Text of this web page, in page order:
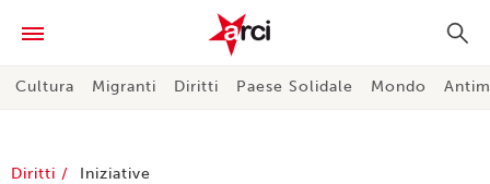
Cultura Migranti Diritti Paese Solidale Mondo
Diritti Iniziative